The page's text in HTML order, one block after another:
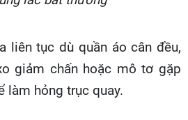
liên tục dù quần áo cân đều,
giảm chấn hoặc mô tơ gặp
làm hỏng trục quay.